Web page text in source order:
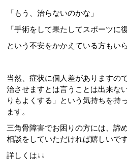
「もう、治らないのかな」
「手術をして果たしてスポーツに
という不安をかかえている方もい
当然、症状に個人差がありますの
治させますとは言うことは出来な
りもよくする」という気持ちを持
ます。
三角骨障害でお困りの方には、諦
相談をしていただければ嬉しいです
詳しくは↓↓